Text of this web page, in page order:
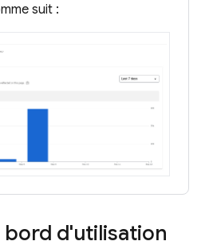
suit :
bord d'utilisation